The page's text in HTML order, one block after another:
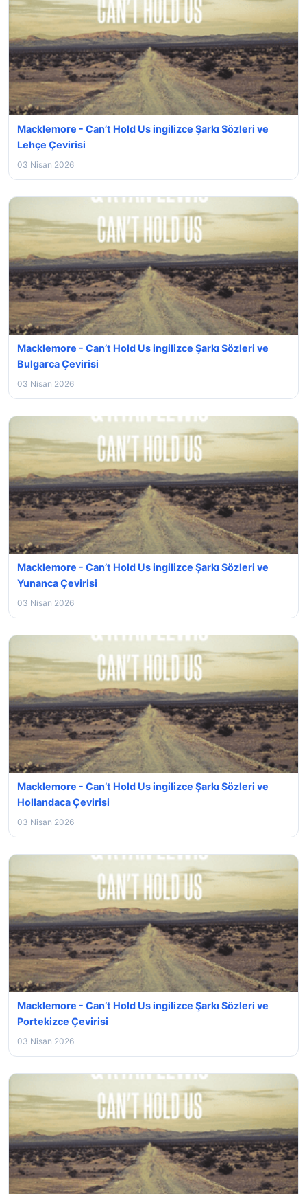
Macklemore - Can’t Hold Us ingilizce Şarkı Sözleri ve
Lehçe Çevirisi
03 Nisan 2026
Macklemore - Can’t Hold Us ingilizce Şarkı Sözleri ve
Bulgarca Çevirisi
03 Nisan 2026
Macklemore - Can’t Hold Us ingilizce Şarkı Sözleri ve
Yunanca Çevirisi
03 Nisan 2026
Macklemore - Can’t Hold Us ingilizce Şarkı Sözleri ve
Hollandaca Çevirisi
03 Nisan 2026
Macklemore - Can’t Hold Us ingilizce Şarkı Sözleri ve
Portekizce Çevirisi
03 Nisan 2026